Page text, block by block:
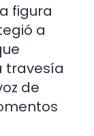
figura
a
travesía
de